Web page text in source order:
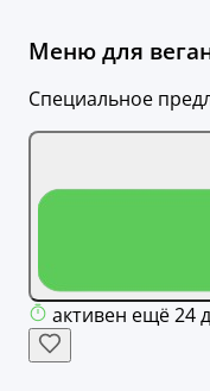
Меню для
Специальное
активен ещё 24